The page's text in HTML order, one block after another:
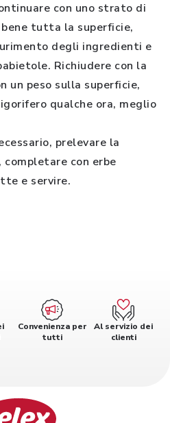
con uno strato di
tutta la superficie,
degli ingredienti e
Richiudere con la
un peso sulla superficie,
qualche ora, meglio
prelevare la
con erbe
e servire.
Convenienza per
tutti
Al servizio dei
clienti